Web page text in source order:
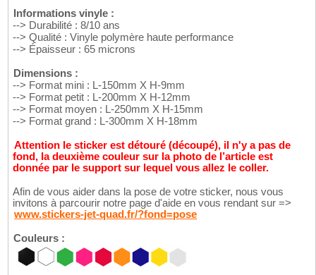
Informations vinyle :
--> Durabilité : 8/10 ans
--> Qualité : Vinyle polymère haute performance
--> Épaisseur : 65 microns
Dimensions :
--> Format mini : L-150mm X H-9mm
--> Format petit : L-200mm X H-12mm
--> Format moyen : L-250mm X H-15mm
--> Format grand : L-300mm X H-18mm
Attention le sticker est détouré (découpé), il n'y a pas de
fond, la deuxième couleur sur la photo de l’article est
donnée par le support sur lequel vous allez le coller.
Afin de vous aider dans la pose de votre sticker, nous vous
invitons à parcourir notre page d'aide en vous rendant sur =>
www.stickers-jet-quad.fr/?fond=pose
Couleurs :